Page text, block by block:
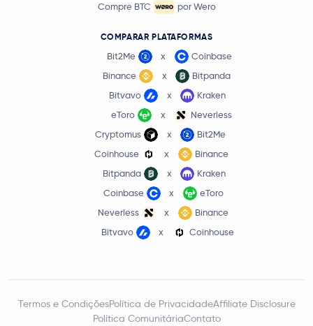
Compre BTC
por Wero
COMPARAR PLATAFORMAS
Bit2Me x
Coinbase
Binance
x
Bitpanda
Bitvavo
x
Kraken
eToro
x
Neverless
Cryptomus
x
Bit2Me
Coinhouse
x
Binance
Bitpanda
x
Kraken
Coinbase
x
eToro
Neverless
x
Binance
Bitvavo
x Coinhouse
Termos e CondiçõesPolítica de PrivacidadeAffiliate Disclosure
Política ComunitáriaContato